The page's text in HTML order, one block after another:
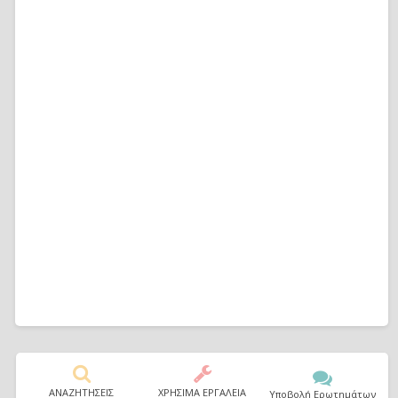
ΑΝΑΖΗΤΗΣΕΙΣ ΧΡΗΣΙΜΑ ΕΡΓΑΛΕΙΑ Υποβολή Ερωτημάτων